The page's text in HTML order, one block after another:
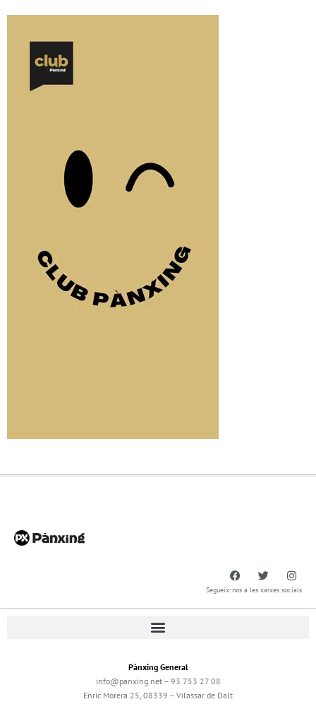
Segueix-nos a les xarxes socials
Pànxing General
info@panxing.net – 93 753 27 08
Enric Morera 25, 08339 – Vilassar de Dalt